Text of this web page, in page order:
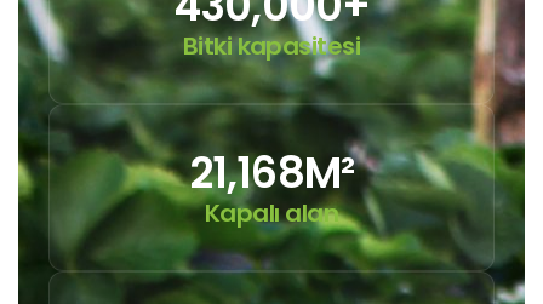
Bitki kapasitesi
Kapalı alan
21,168M²